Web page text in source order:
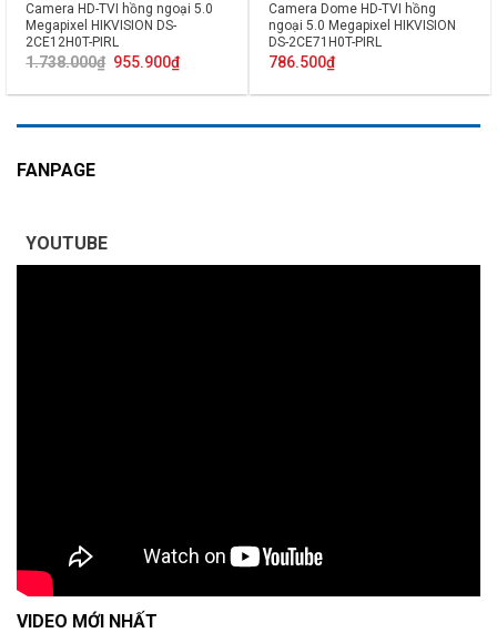
Camera HD-TVI hồng ngoại 5.0
Megapixel HIKVISION DS-
2CE12H0T-PIRL
1.738.000₫ Giá
955.900₫Giá
hiện
Camera Dome HD-TVI hồng
ngoại 5.0 Megapixel HIKVISION
DS-2CE71H0T-PIRL
786.500₫
FANPAGE
YOUTUBE
VIDEO MỚI NHẤT